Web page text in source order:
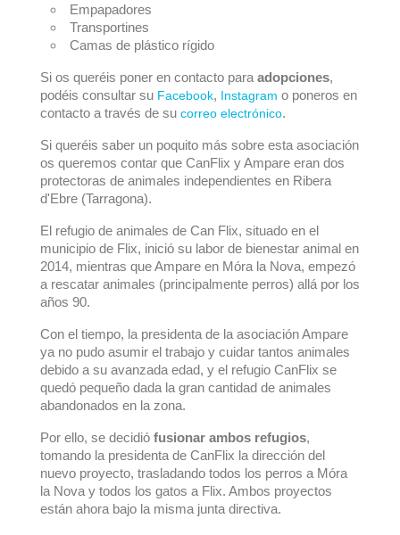
Empapadores
Transportines
Camas de plástico rígido
Si os queréis poner en contacto para adopciones,
podéis consultar su Facebook, Instagram o poneros en
contacto a través de su correo electrónico.
Si queréis saber un poquito más sobre esta asociación
os queremos contar que CanFlix y Ampare eran dos
protectoras de animales independientes en Ribera
d'Ebre (Tarragona).
El refugio de animales de Can Flix, situado en el
municipio de Flix, inició su labor de bienestar animal en
2014, mientras que Ampare en Móra la Nova, empezó
a rescatar animales (principalmente perros) allá por los
años 90.
Con el tiempo, la presidenta de la asociación Ampare
ya no pudo asumir el trabajo y cuidar tantos animales
debido a su avanzada edad, y el refugio CanFlix se
quedó pequeño dada la gran cantidad de animales
abandonados en la zona.
Por ello, se decidió fusionar ambos refugios,
tomando la presidenta de CanFlix la dirección del
nuevo proyecto, trasladando todos los perros a Móra
la Nova y todos los gatos a Flix. Ambos proyectos
están ahora bajo la misma junta directiva.